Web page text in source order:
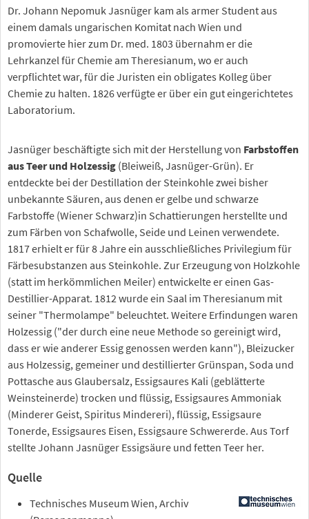
Dr. Johann Nepomuk Jasnüger kam als armer Student aus
einem damals ungarischen Komitat nach Wien und
promovierte hier zum Dr. med. 1803 übernahm er die
Lehrkanzel für Chemie am Theresianum, wo er auch
verpflichtet war, für die Juristen ein obligates Kolleg über
Chemie zu halten. 1826 verfügte er über ein gut eingerichtetes
Laboratorium.
Jasnüger beschäftigte sich mit der Herstellung von Farbstoffen
aus Teer und Holzessig (Bleiweiß, Jasnüger-Grün). Er
entdeckte bei der Destillation der Steinkohle zwei bisher
unbekannte Säuren, aus denen er gelbe und schwarze
Farbstoffe (Wiener Schwarz)in Schattierungen herstellte und
zum Färben von Schafwolle, Seide und Leinen verwendete.
1817 erhielt er für 8 Jahre ein ausschließliches Privilegium für
Färbesubstanzen aus Steinkohle. Zur Erzeugung von Holzkohle
(statt im herkömmlichen Meiler) entwickelte er einen Gas-
Destillier-Apparat. 1812 wurde ein Saal im Theresianum mit
seiner "Thermolampe" beleuchtet. Weitere Erfindungen waren
Holzessig ("der durch eine neue Methode so gereinigt wird,
dass er wie anderer Essig genossen werden kann"), Bleizucker
aus Holzessig, gemeiner und destillierter Grünspan, Soda und
Pottasche aus Glaubersalz, Essigsaures Kali (geblätterte
Weinsteinerde) trocken und flüssig, Essigsaures Ammoniak
(Minderer Geist, Spiritus Mindereri), flüssig, Essigsaure
Tonerde, Essigsaures Eisen, Essigsaure Schwererde. Aus Torf
stellte Johann Jasnüger Essigsäure und fetten Teer her.
Quelle
Technisches Museum Wien, Archiv